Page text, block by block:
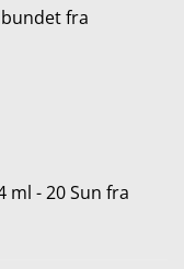
fra
ml - 20 Sun fra